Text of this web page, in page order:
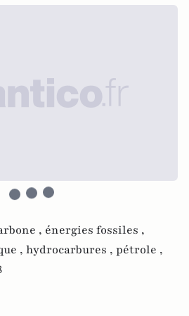
, énergies fossiles ,
, hydrocarbures , pétrole ,